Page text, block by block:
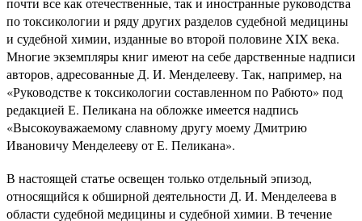
по токсикологии и ряду других разделов судебной медицины
и судебной химии, изданные во второй половине XIX века.
Многие экземпляры книг имеют на себе дарственные надписи
авторов, адресованные Д. И. Менделееву. Так, например, на
«Руководстве к токсикологии составленном по Рабюто» под
редакцией Е. Пеликана на обложке имеется надпись
«Высокоуважаемому славному другу моему Дмитрию
Ивановичу Менделееву от Е. Пеликана».
В настоящей статье освещен только отдельный эпизод,
относящийся к обширной деятельности Д. И. Менделеева в
области судебной медицины и судебной химии. В течение